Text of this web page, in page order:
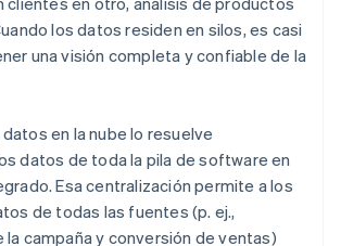
los datos residen en silos, es casi
una visión completa y confiable de la
en la nube lo resuelve
datos de toda la pila de software en
Esa centralización permite a los
de todas las fuentes (p. ej.,
campaña y conversión de ventas)